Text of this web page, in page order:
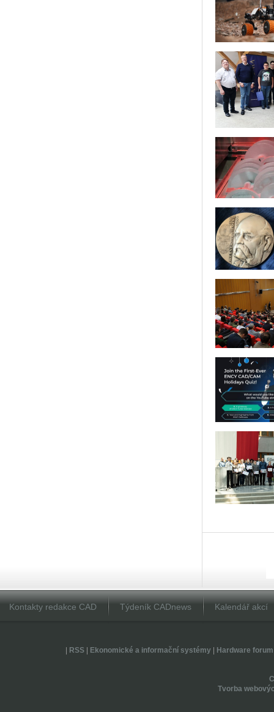
Kontakty redakce CAD Týdeník CADnews Kalendář akcí
RSS| Ekonomické a informační systémy| Hardware forum
Tvorba